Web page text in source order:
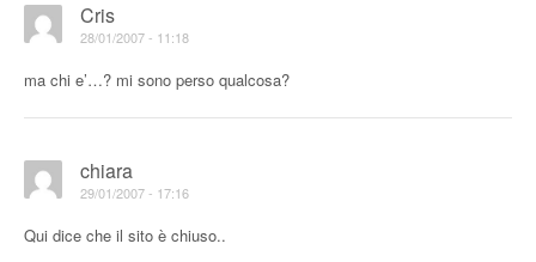
Cris
28/01/2007 - 11:18
ma chi e’…? mi sono perso qualcosa?
chiara
29/01/2007 - 17:16
Qui dice che il sito è chiuso..